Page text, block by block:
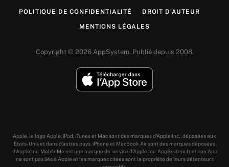
POLITIQUE DE CONFIDENTIALITÉ DROIT D’AUTEUR
MENTIONS LÉGALES
Copyright © 2026 AppSystem. Publié depuis 2008.
Apple, le logo Apple, iPod, iTunes et Mac sont des marques d’Apple Inc., déposées aux
États-Unis et dans d’autres pays. iPhone et MacBook Air sont des marques déposées
d’Apple Inc. MobileMe est une marque de service d’Apple Inc. AppSystem.fr et son App
ne sont pas liés à Apple et les marques citées sont la propriété de leurs détenteurs